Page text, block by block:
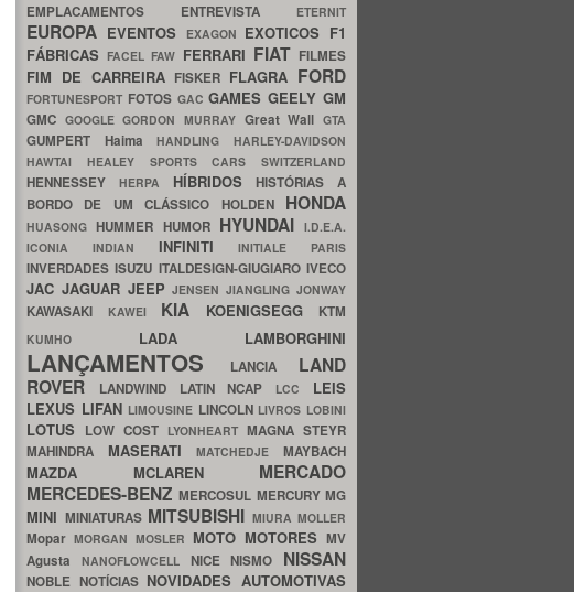
EMPLACAMENTOS ENTREVISTA ETERNIT
EUROPA EVENTOS EXAGON EXOTICOS F1
FÁBRICASFACELFAW FERRARI FIAT FILMES
FIM DE CARREIRA FISKER FLAGRA FORD
FORTUNESPORT FOTOS GACGAMESGEELYGM
GMC GOOGLEGORDON MURRAY Great WallGTA
GUMPERT HaimaHANDLINGHARLEY-DAVIDSON
HAWTAI HEALEY SPORTS CARS SWITZERLAND
HENNESSEY HERPA HÍBRIDOSHISTÓRIAS A
BORDO DE UM CLÁSSICO HOLDEN HONDA
HUASONGHUMMER HUMOR HYUNDAI I.D.E.A.
ICONIA INDIAN INFINITIINITIALE PARIS
INVERDADESISUZU ITALDESIGN-GIUGIAROIVECO
JAC JAGUAR JEEPJENSENJIANGLINGJONWAY
KAWASAKI KAWEI KIA KOENIGSEGG KTM
KUMHO LADA LAMBORGHINI
LANÇAMENTOS LANCIA LAND
ROVER
LANDWIND LATIN NCAP LCC LEIS
LEXUS LIFAN LIMOUSINE LINCOLN LIVROS LOBINI
LOTUS LOW COST LYONHEART MAGNA STEYR
MAHINDRA MASERATIMATCHEDJEMAYBACH
MAZDA MCLAREN MERCADO
MERCEDES-BENZMERCOSUL MERCURYMG
MINI MINIATURAS MITSUBISHI MIURA MOLLER
Mopar MORGAN MOSLER MOTO MOTORES MV
Agusta NANOFLOWCELL NICENISMO NISSAN
NOBLE NOTÍCIAS NOVIDADES AUTOMOTIVAS